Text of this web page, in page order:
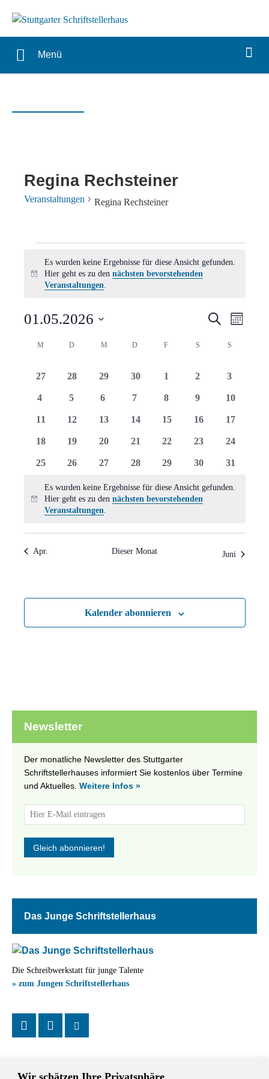
Wir schätzen Ihre Privatsphäre
Menü
Regina Rechsteiner
Veranstaltungen Regina Rechsteiner
Hinweis
Es wurden keine Ergebnisse für diese Ansicht gefunden.
Hier geht es zu den nächsten bevorstehenden
Veranstaltungen.
Suche
SucheMonat
01.05.2026
Kalender
von
Veranstaltungen
M MONTAG
DDIENSTAG
M MITTWOCH
D DONNERSTAG
F FREITAGS SAMSTAG
S
0
27
0
28
0
29
0
30
0
1
0
2
0
3
0
4
0
5
0
6
0
7
0
8
0
9
0
10
0
11
0
12
0
13
0
14
0
15
0
16
0
17
0
18
0
19
0
20
0
21
0
22
0
23
0
24
0
25
0
26
0
27
0
28
0
29
0
30
0
31
Hinweis
Es wurden keine Ergebnisse für diese Ansicht gefunden.
Hier geht es zu den nächsten bevorstehenden
Veranstaltungen.
Apr. Dieser Monat Juni
Kalender abonnieren
Newsletter
Der monatliche Newsletter des Stuttgarter
Schriftstellerhauses informiert Sie kostenlos über Termine
und Aktuelles. Weitere Infos »
Das Junge Schriftstellerhaus
Die Schreibwerkstatt für junge Talente
» zum Jungen Schriftstellerhaus